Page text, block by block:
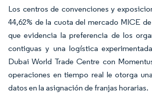
Los centros de convenciones y
44,62% de la cuota del mercado MICE
que evidencia la preferencia de los
contiguas y una logística
Dubai World Trade Centre con
operaciones en tiempo real le otorga
datos en la asignación de franjas horarias.